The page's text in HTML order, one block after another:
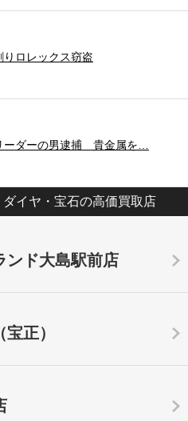
ロレックス窃盗
ーダーの男逮捕 貴金属を…
イヤ・宝石の高価買取店
ンド大島駅前店
正）